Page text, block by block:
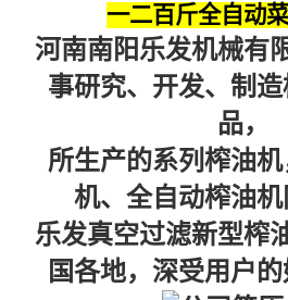
一二百斤全自动
河南南阳乐发机械有
事研究、开发、制
品，
所生产的系列榨油机
机、全自动榨油机
乐发真空过滤新型榨
国各地，深受用户的